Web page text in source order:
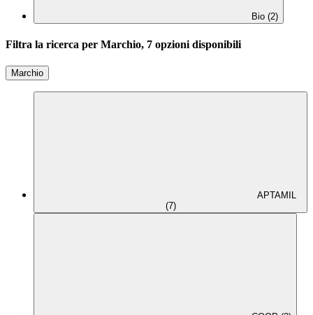
Bio (2)
Filtra la ricerca per Marchio, 7 opzioni disponibili
Marchio
APTAMIL
(7)